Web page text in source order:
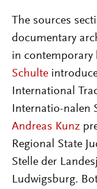
The sources
documentary
in contemporary
Schulte
International
Internatio-nalen
Andreas Kunz
Regional State
Stelle der
Ludwigsburg.